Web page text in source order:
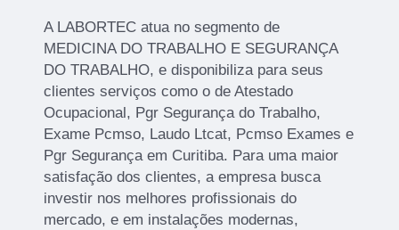
A LABORTEC atua no segmento de
MEDICINA DO TRABALHO E SEGURANÇA
DO TRABALHO, e disponibiliza para seus
clientes serviços como o de Atestado
Ocupacional, Pgr Segurança do Trabalho,
Exame Pcmso, Laudo Ltcat, Pcmso Exames e
Pgr Segurança em Curitiba. Para uma maior
satisfação dos clientes, a empresa busca
investir nos melhores profissionais do
mercado, e em instalações modernas,